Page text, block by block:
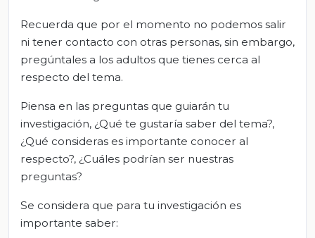
Recuerda que por el momento no podemos salir
ni tener contacto con otras personas, sin embargo,
pregúntales a los adultos que tienes cerca al
respecto del tema.
Piensa en las preguntas que guiarán tu
investigación, ¿Qué te gustaría saber del tema?,
¿Qué consideras es importante conocer al
respecto?, ¿Cuáles podrían ser nuestras
preguntas?
Se considera que para tu investigación es
importante saber: